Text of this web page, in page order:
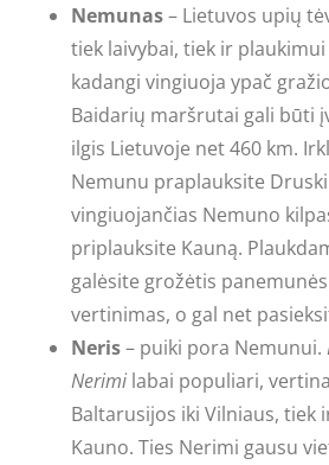
Nemunas– Lietuvos upių
tiek laivybai, tiek ir
kadangi vingiuoja ypač
Baidarių maršrutai gali būti
ilgis Lietuvoje net 460 km.
Nemunu praplauksite
vingiuojančias Nemuno
priplauksite Kauną.
galėsite grožėtis
vertinimas, o gal net
Neris– puiki pora Nemunui.
Nerimi labai populiari,
Baltarusijos iki Vilniaus, tiek
Kauno. Ties Nerimi gausu